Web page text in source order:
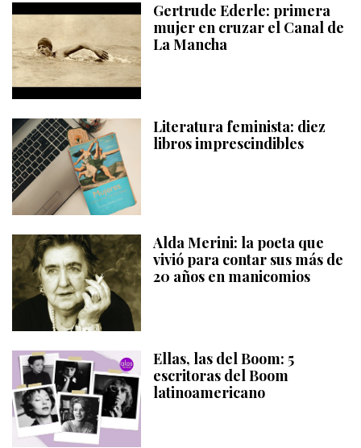
Gertrude Ederle: primera
mujer en cruzar el Canal de
La Mancha
Literatura feminista: diez
libros imprescindibles
Alda Merini: la poeta que
vivió para contar sus más de
20 años en manicomios
Ellas, las del Boom: 5
escritoras del Boom
latinoamericano